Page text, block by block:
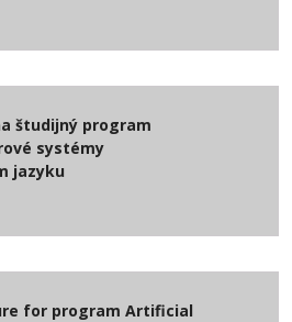
študijný program
systémy
jazyku
for program Artificial